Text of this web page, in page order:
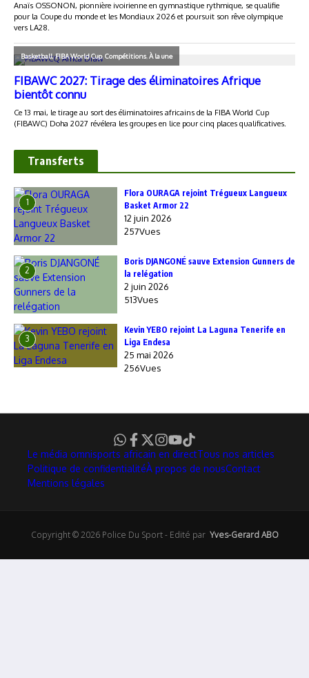
Transferts
1
Flora OURAGA rejoint Trégueux Langueux
Basket Armor 22
12 juin 2026
257Vues
2
Boris DJANGONÉ sauve Extension Gunners de
la relégation
2 juin 2026
513Vues
3
Kevin YEBO rejoint La Laguna Tenerife en
Liga Endesa
25 mai 2026
256Vues
Le média omnisports africain en directTous nos articles
Politique de confidentialitéÀ propos de nousContact
Mentions légales
Copyright © 2026 Police Du Sport - Edité par Yves-Gerard ABO